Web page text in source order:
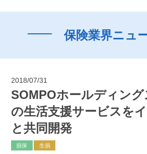
保険業界ニュ
2018/07/31
SOMPOホールディン
の生活支援サービスを
と共同開発
損保 生損